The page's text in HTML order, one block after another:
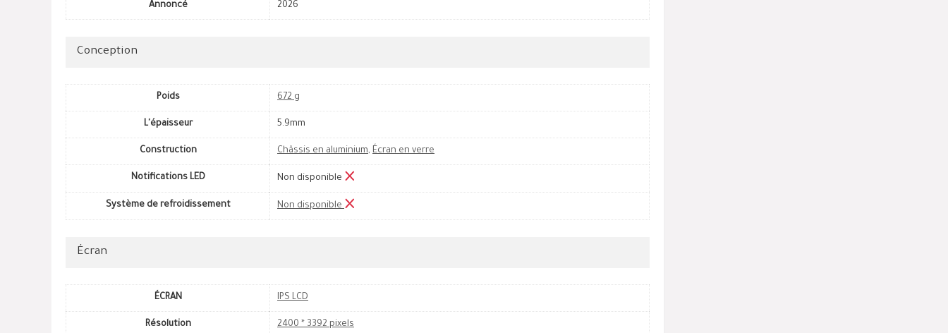
Annoncé 2026
Conception
Poids 672 g
L'épaisseur 5.9mm
Construction Châssis en aluminium, Écran en verre
Notifications LED Non disponible
Système de refroidissement Non disponible
Écran
ÉCRAN IPS LCD
Résolution 2400 * 3392 pixels